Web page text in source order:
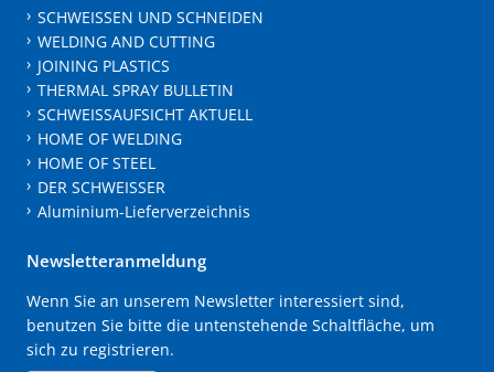
SCHWEISSEN UND SCHNEIDEN
WELDING AND CUTTING
JOINING PLASTICS
THERMAL SPRAY BULLETIN
SCHWEISSAUFSICHT AKTUELL
HOME OF WELDING
HOME OF STEEL
DER SCHWEISSER
Aluminium-Lieferverzeichnis
Newsletteranmeldung
Wenn Sie an unserem Newsletter interessiert sind,
benutzen Sie bitte die untenstehende Schaltfläche, um
sich zu registrieren.